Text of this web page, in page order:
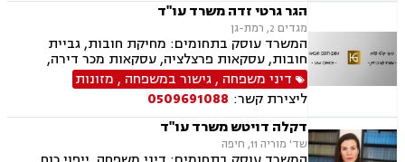
הגר גרטי זדה משרד עו"ד
מגדים 2, רמת-גן
המשרד עוסק בתחומים: מחיקת חובות, גביית
חובות, עסקאות פרצלציה, עסקאות מכר דירה,
הסכמי ממון, ייפוי כוח מתמשך, ירושות וצוואות,
אפוטרופסות, גישור במשפחה, גירושין, מקרקעין,
הוצאה לפועל, אימוץ, הורות חד מינית, מזונות,
משמורת, נישואים אזרחיים, חלוקת רכוש, תיאום
הורי, זמני שהות, אומנה, ניכור הורי, עסקאות מתנה,
ידועים בציבור, פינוי מושכר, צווארון לבן, הלבנת הון,
דיני משפחה ,גישור במשפחה , מזונות
ליצירת קשר: 0509691088
דקלה דויטש משרד עו"ד
שד' מוריה 11, חיפה